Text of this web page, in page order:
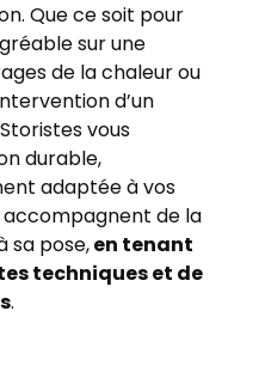
Que ce soit pour
sur une
de la chaleur ou
d’un
vous
durable,
adaptée à vos
accompagnent de la
sa pose,en tenant
techniques et de
.